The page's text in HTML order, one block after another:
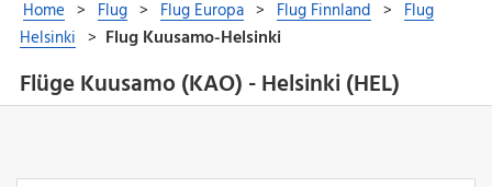
Flüge Kuusamo (KAO) - Helsinki (HEL)